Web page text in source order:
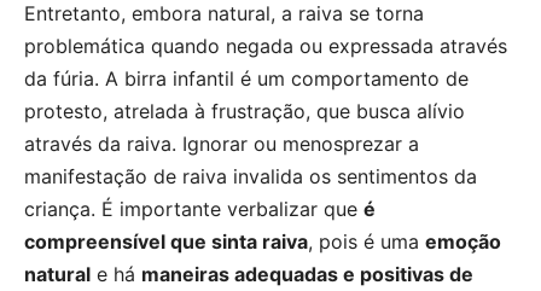
Entretanto, embora natural, a raiva se torna
problemática quando negada ou expressada através
da fúria. A birra infantil é um comportamento de
protesto, atrelada à frustração, que busca alívio
através da raiva. Ignorar ou menosprezar a
manifestação de raiva invalida os sentimentos da
criança. É importante verbalizar que é
compreensível que sinta raiva, pois é uma emoção
natural e há maneiras adequadas e positivas de